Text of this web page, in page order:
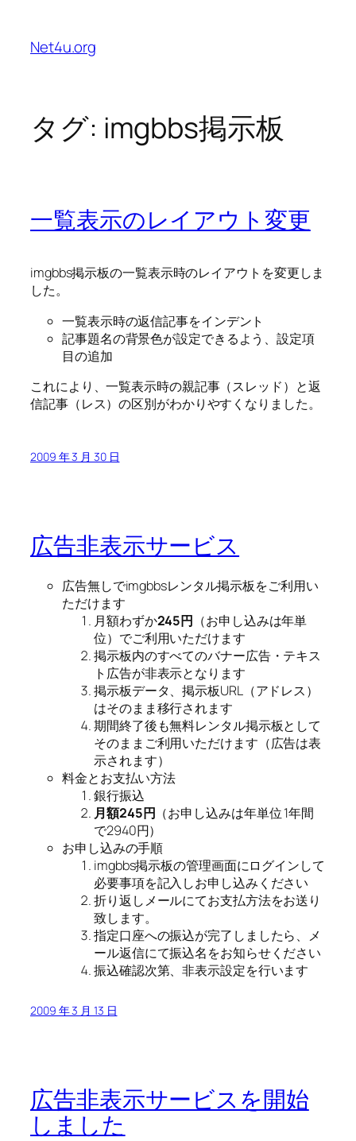
Net4u.org
タグ: imgbbs掲示板
一覧表示のレイアウト変更
imgbbs掲示板の一覧表示時のレイアウトを変更しま
した。
一覧表示時の返信記事をインデント
記事題名の背景色が設定できるよう、設定項
目の追加
これにより、一覧表示時の親記事（スレッド）と返
信記事（レス）の区別がわかりやすくなりました。
2009 年 3 月 30 日
広告非表示サービス
広告無しでimgbbsレンタル掲示板をご利用い
ただけます
月額わずか245円 （お申し込みは年単
位）でご利用いただけます
掲示板内のすべてのバナー広告・テキス
ト広告が非表示となります
掲示板データ、掲示板URL（アドレス）
はそのまま移行されます
期間終了後も無料レンタル掲示板として
そのままご利用いただけます（広告は表
示されます）
料金とお支払い方法
銀行振込
月額245円 （お申し込みは年単位 1年間
で2940円）
お申し込みの手順
imgbbs掲示板の管理画面にログインして
必要事項を記入しお申し込みください
折り返しメールにてお支払方法をお送り
致します。
指定口座への振込が完了しましたら、メ
ール返信にて振込名をお知らせください
振込確認次第、非表示設定を行います
2009 年 3 月 13 日
広告非表示サービスを開始
しました